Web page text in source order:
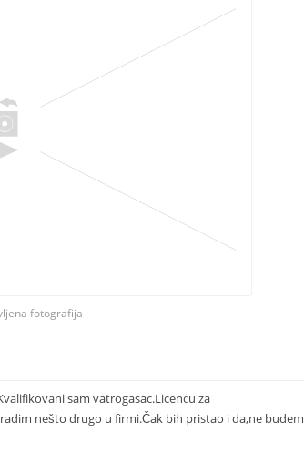
fotografija
sam vatrogasac.Licencu za
nešto drugo u firmi.Čak bih pristao i da,ne budem